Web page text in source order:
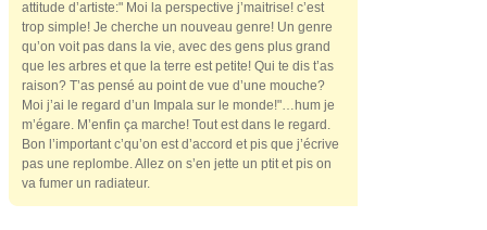
attitude d’artiste:" Moi la perspective j’maitrise! c’est
trop simple! Je cherche un nouveau genre! Un genre
qu’on voit pas dans la vie, avec des gens plus grand
que les arbres et que la terre est petite! Qui te dis t’as
raison? T’as pensé au point de vue d’une mouche?
Moi j’ai le regard d’un Impala sur le monde!"…hum je
m’égare. M’enfin ça marche! Tout est dans le regard.
Bon l’important c’qu’on est d’accord et pis que j’écrive
pas une replombe. Allez on s’en jette un ptit et pis on
va fumer un radiateur.